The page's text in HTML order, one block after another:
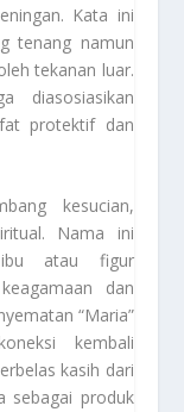
Kata ini
tenang namun
tekanan luar.
diasosiasikan
protektif dan
kesucian,
Nama ini
atau figur
dan
“Maria”
kembali
kasih dari
sebagai produk